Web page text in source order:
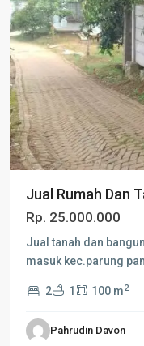
Jual Rumah Dan
Rp. 25.000.000
Jual tanah dan
masuk kec.parung
2 1 100 m2
Pahrudin Davon